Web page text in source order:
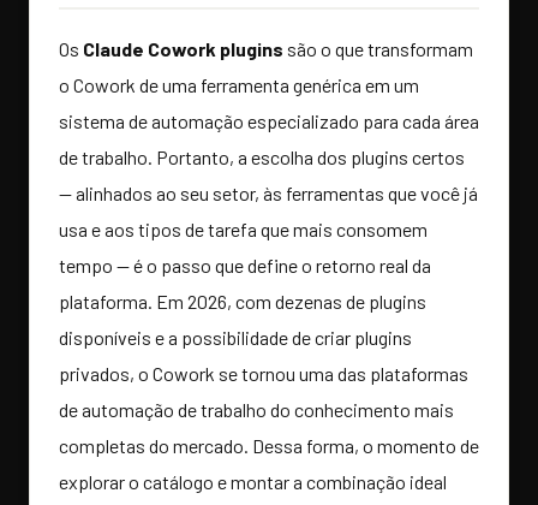
Os Claude Cowork plugins são o que transformam
o Cowork de uma ferramenta genérica em um
sistema de automação especializado para cada área
de trabalho. Portanto, a escolha dos plugins certos
— alinhados ao seu setor, às ferramentas que você já
usa e aos tipos de tarefa que mais consomem
tempo — é o passo que define o retorno real da
plataforma. Em 2026, com dezenas de plugins
disponíveis e a possibilidade de criar plugins
privados, o Cowork se tornou uma das plataformas
de automação de trabalho do conhecimento mais
completas do mercado. Dessa forma, o momento de
explorar o catálogo e montar a combinação ideal